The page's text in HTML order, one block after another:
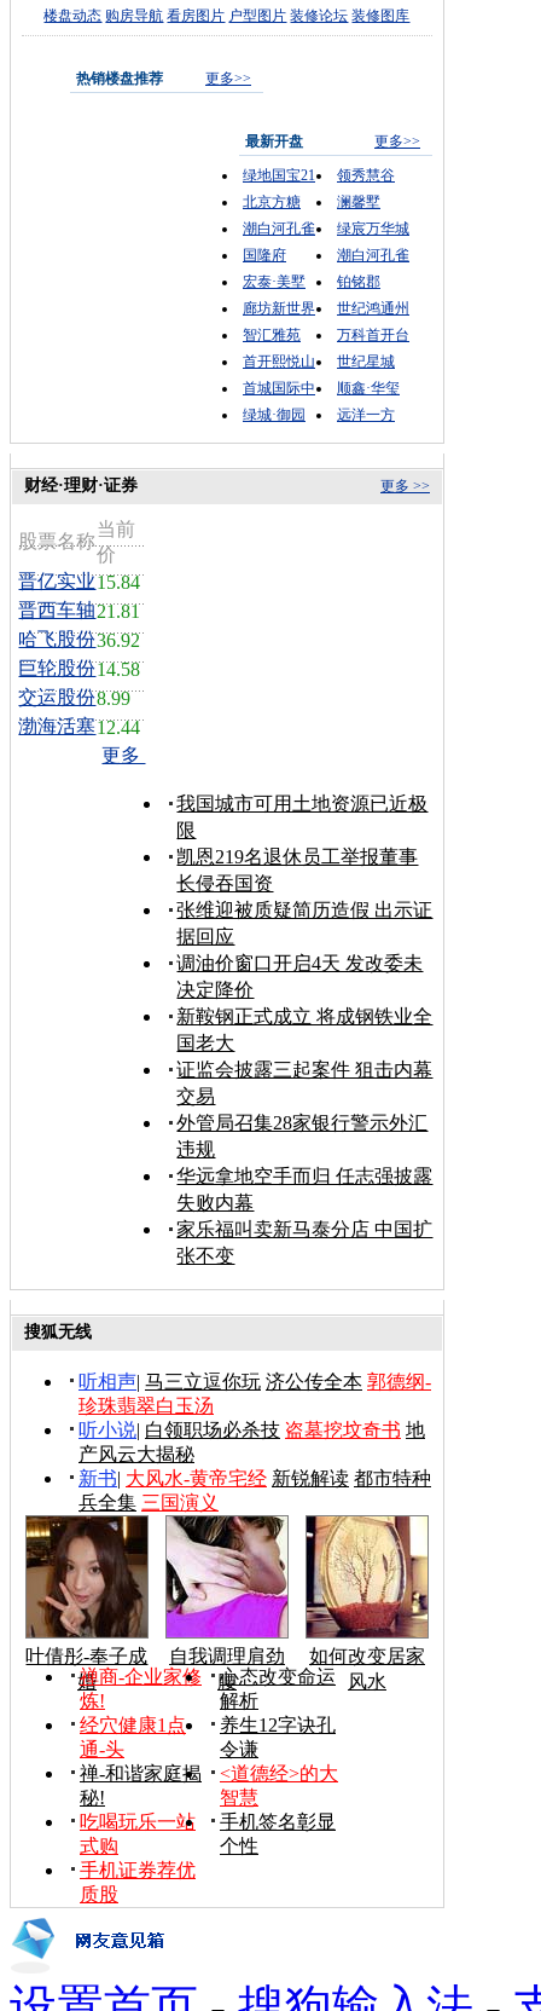
楼盘动态 购房导航 看房图片 户型图片 装修论坛 装修图库
热销楼盘推荐 更多>>
最新开盘
更多>>
绿地国宝21
领秀慧谷
北京方糖
澜馨墅
潮白河孔雀
绿宸万华城
国隆府
潮白河孔雀
宏泰·美墅
铂铭郡
廊坊新世界
世纪鸿通州
智汇雅苑
万科首开台
首开熙悦山
世纪星城
首城国际中
顺鑫·华玺
绿城·御园
远洋一方
更多 >>
财经·理财·证券
股票名称
当前
价
晋亿实业15.84
晋西车轴21.81
哈飞股份36.92
巨轮股份14.58
交运股份8.99
渤海活塞12.44
更多
我国城市可用土地资源已近极
限
凯恩219名退休员工举报董事
长侵吞国资
张维迎被质疑简历造假 出示证
据回应
调油价窗口开启4天 发改委未
决定降价
新鞍钢正式成立 将成钢铁业全
国老大
证监会披露三起案件 狙击内幕
交易
外管局召集28家银行警示外汇
违规
华远拿地空手而归 任志强披露
失败内幕
家乐福叫卖新马泰分店 中国扩
张不变
搜狐无线
听相声| 马三立逗你玩 济公传全本 郭德纲-
珍珠翡翠白玉汤
听小说| 白领职场必杀技 盗墓挖坟奇书 地
产风云大揭秘
新书| 大风水-黄帝宅经 新锐解读 都市特种
兵全集 三国演义
叶倩彤-奉子成
婚
自我调理肩劲
腰
如何改变居家
风水
禅商-企业家修
炼!
心态改变命运
解析
经穴健康1点
通-头
养生12字诀孔
令谦
禅-和谐家庭揭
秘!
<道德经>的大
智慧
吃喝玩乐一站
式购
手机签名彰显
个性
手机证券荐优
质股